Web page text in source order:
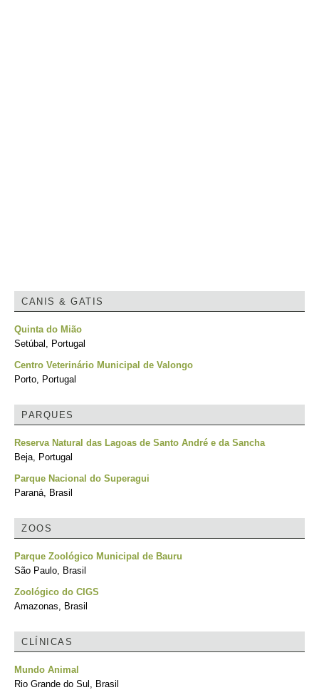
CANIS & GATIS
Quinta do Mião
Setúbal, Portugal
Centro Veterinário Municipal de Valongo
Porto, Portugal
PARQUES
Reserva Natural das Lagoas de Santo André e da Sancha
Beja, Portugal
Parque Nacional do Superagui
Paraná, Brasil
ZOOS
Parque Zoológico Municipal de Bauru
São Paulo, Brasil
Zoológico do CIGS
Amazonas, Brasil
CLÍNICAS
Mundo Animal
Rio Grande do Sul, Brasil